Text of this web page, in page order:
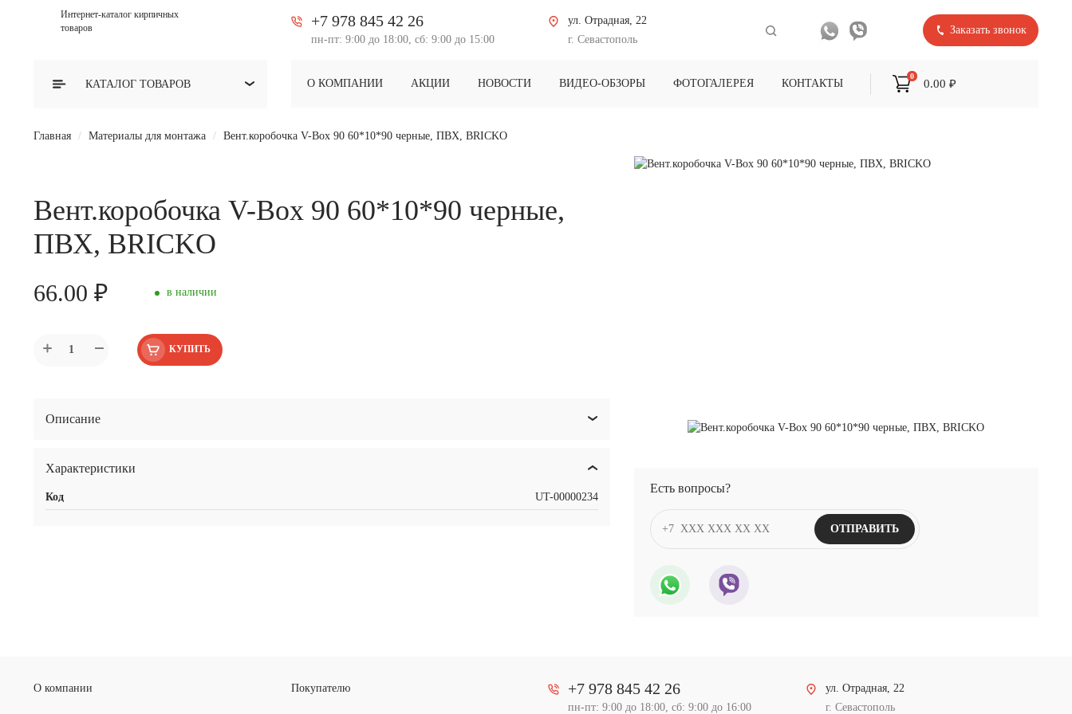
Интернет-каталог кирпичных
товаров
+7 978 845 42 26
пн-пт: 9:00 до 18:00, сб: 9:00 до 15:00
ул. Отрадная, 22
г. Севастополь
Заказать звонок
КАТАЛОГ ТОВАРОВ О КОМПАНИИ АКЦИИ НОВОСТИ ВИДЕО-ОБЗОРЫ ФОТОГАЛЕРЕЯ КОНТАКТЫ
0
0.00 ₽
Главная Материалы для монтажа Вент.коробочка V-Box 90 60*10*90 черные, ПВХ, BRICKO
Вент.коробочка V-Box 90 60*10*90 черные,
ПВХ, BRICKO
66.00 ₽ в наличии
КУПИТЬ
Описание
Характеристики
Код UT-00000234
Есть вопросы?
ОТПРАВИТЬ
О компании Покупателю +7 978 845 42 26
пн-пт: 9:00 до 18:00, сб: 9:00 до 16:00
ул. Отрадная, 22
г. Севастополь